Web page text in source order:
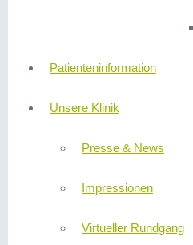
Patienteninformation
Unsere Klinik
Presse & News
Impressionen
Virtueller Rundgang